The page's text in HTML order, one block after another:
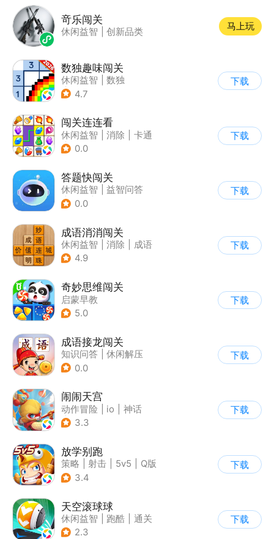
竒乐闯关
休闲益智 创新品类
马上玩
数独趣味闯关
休闲益智
数独
| 云步互娱
4.7
下载
闯关连连看
休闲益智 消除
卡通
| 连线
0.0
下载
答题快闯关
休闲益智
益智问答
| 文化
0.0
下载
成语消消闯关
休闲益智 消除
成语
4.9
下载
奇妙思维闯关
启蒙早教
5.0
下载
成语接龙闯关
知识问答
休闲解压
0.0
下载
闹闹天宫
动作冒险 io
神话
| 中国风
3.3
下载
放学别跑
策略 射击 5v5
Q版
3.4
下载
天空滚球球
休闲益智 跑酷
通关
2.3
下载